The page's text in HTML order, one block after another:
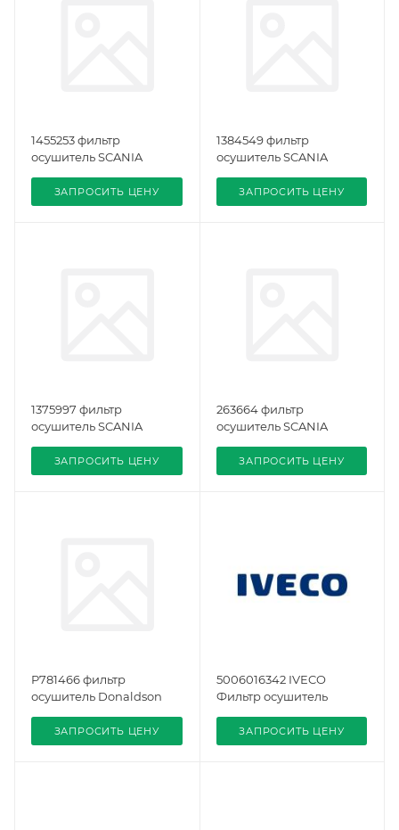
1455253 фильтр
осушитель SCANIA
ЗАПРОСИТЬ ЦЕНУ
1384549 фильтр
осушитель SCANIA
ЗАПРОСИТЬ ЦЕНУ
1375997 фильтр
осушитель SCANIA
ЗАПРОСИТЬ ЦЕНУ
263664 фильтр
осушитель SCANIA
ЗАПРОСИТЬ ЦЕНУ
P781466 фильтр
осушитель Donaldson
ЗАПРОСИТЬ ЦЕНУ
5006016342 IVECO
Фильтр осушитель
ЗАПРОСИТЬ ЦЕНУ